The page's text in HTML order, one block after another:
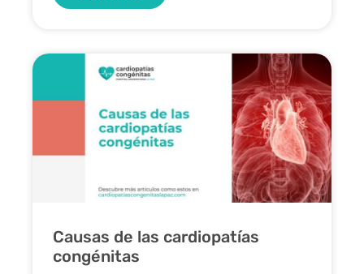
Causas de las cardiopatías
congénitas